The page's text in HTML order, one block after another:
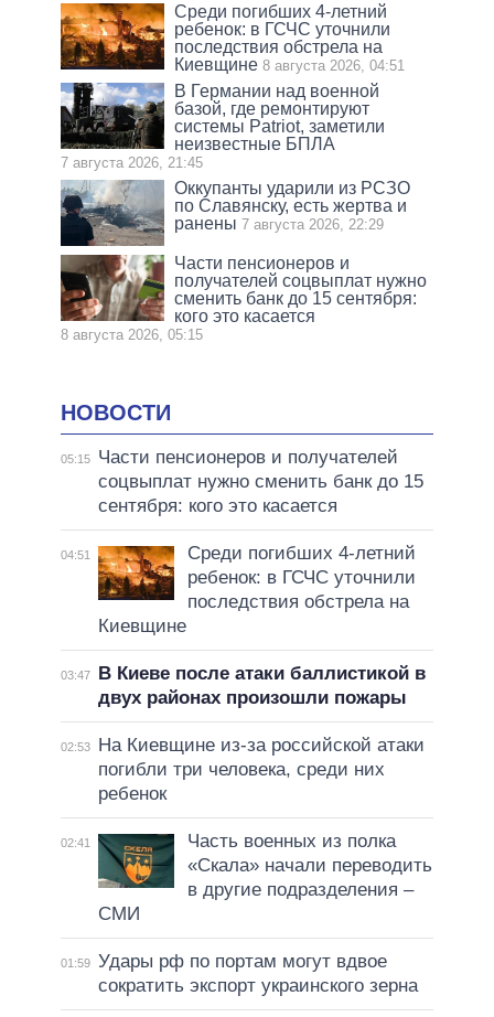
Среди погибших 4-летний
ребенок: в ГСЧС уточнили
последствия обстрела на
Киевщине 8 августа 2026, 04:51
В Германии над военной
базой, где ремонтируют
системы Patriot, заметили
неизвестные БПЛА
7 августа 2026, 21:45
Оккупанты ударили из РСЗО
по Славянску, есть жертва и
ранены 7 августа 2026, 22:29
Части пенсионеров и
получателей соцвыплат нужно
сменить банк до 15 сентября:
кого это касается
8 августа 2026, 05:15
НОВОСТИ
05:15
Части пенсионеров и получателей
соцвыплат нужно сменить банк до 15
сентября: кого это касается
04:51
Среди погибших 4-летний
ребенок: в ГСЧС уточнили
последствия обстрела на
Киевщине
03:47
В Киеве после атаки баллистикой в
двух районах произошли пожары
02:53
На Киевщине из-за российской атаки
погибли три человека, среди них
ребенок
02:41
Часть военных из полка
«Скала» начали переводить
в другие подразделения –
СМИ
01:59 Удары рф по портам могут вдвое
сократить экспорт украинского зерна